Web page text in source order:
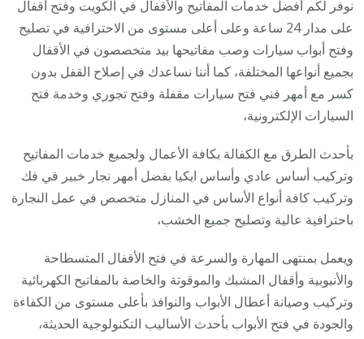
نوفر لكم أفضل خدمات المفاتيح والأقفال في الكويت وفتح أقفال
على مدار 24 ساعة وعلى أعلى مستوى من الاحترافية في تصليح
وفتح أبواب سيارات وصب مفاتيحها بيد متخصصون في الأقفال
بجميع أنواعها المختلفة، كما أننا نساعدك في إصلاح القفل بدون
كسر مع أمهر فني فتح سيارات مقفلة وفتح تجوري وخدمة فتح
السيارات الإلكترونية،
بأحدث الطرق مع الكفالة بكافة الأعمال ولجميع خدمات المفاتيح
وتركيب أساس عادي وأساس ايكيا بفضل أمهر نجار خبير في فك
وتركيب كافة أنواع الأساس في المنازل متخصص في عمل النجارة
باحترافية عالية وتصليح جميع الخشب،
ويعمل بمنتهى المهارة والسرعة في فتح الأقفال المتسطاحة
والأنبوبية وأقفال المشبك والموقوتة والخاصة بالمفاتيح الكهربائية
وتركيب وصيانة أعطال الأبواب والنوافذ بأعلى مستوى من الكفاءة
والجودة في فتح الأبواب بأحدث الأساليب التكنولوجية الحديثة،